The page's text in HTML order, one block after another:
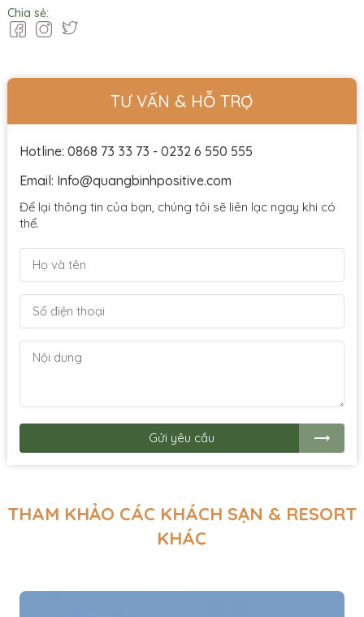
Chia sẻ:
TƯ VẤN & HỖ TRỢ
Hotline: 0868 73 33 73 - 0232 6 550 555
Email: Info@quangbinhpositive.com
Để lại thông tin của bạn, chúng tôi sẽ liên lạc ngay khi có
thể.
Gửi yêu cầu
THAM KHẢO CÁC KHÁCH SẠN & RESORT
KHÁC